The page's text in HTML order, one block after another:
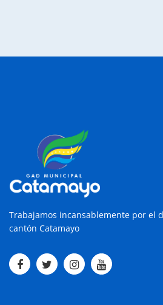
Trabajamos incansablemente por el
cantón Catamayo